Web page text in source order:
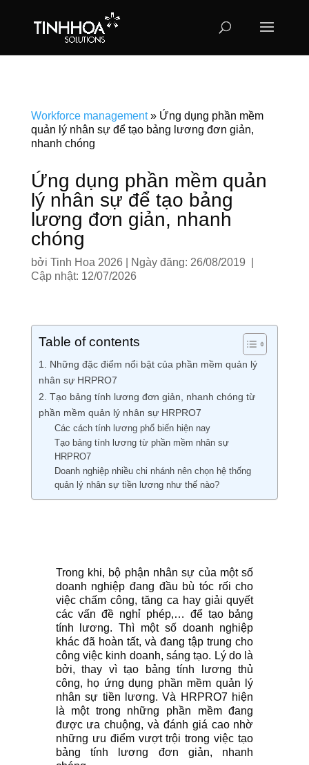
Workforce management» Ứng dụng phần mềm
quản lý nhân sự để tạo bảng lương đơn giản,
nhanh chóng
Ứng dụng phần mềm quản
lý nhân sự để tạo bảng
lương đơn giản, nhanh
chóng
bởi Tinh Hoa 2026
Ngày đăng: 26/08/2019 |
Cập nhật: 12/07/2026
Table of contents
1. Những đặc điểm nổi bật của phần mềm quản lý
nhân sự HRPRO7
2. Tạo bảng tính lương đơn giản, nhanh chóng từ
phần mềm quản lý nhân sự HRPRO7
Các cách tính lương phổ biến hiện nay
Tạo bảng tính lương từ phần mềm nhân sự
HRPRO7
Doanh nghiệp nhiều chi nhánh nên chọn hệ thống
quản lý nhân sự tiền lương như thế nào?
Trong khi, bộ phận nhân sự của một số
doanh nghiệp đang đầu bù tóc rối cho
việc chấm công, tăng ca hay giải quyết
các vấn đề nghỉ phép,… để tạo bảng
tính lương. Thì một số doanh nghiệp
khác đã hoàn tất, và đang tập trung cho
công việc kinh doanh, sáng tạo. Lý do là
bởi, thay vì tạo bảng tính lương thủ
công, họ ứng dụng phần mềm quản lý
nhân sự tiền lương. Và HRPRO7 hiện
là một trong những phần mềm đang
được ưa chuộng, và đánh giá cao nhờ
những ưu điểm vượt trội trong việc tạo
bảng tính lương đơn giản, nhanh